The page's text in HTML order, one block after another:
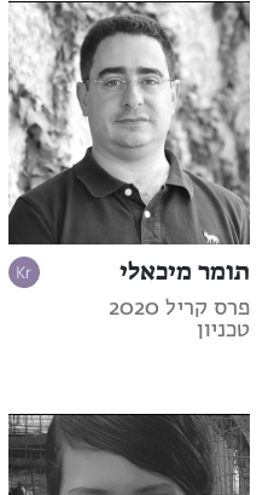
תומר מיכאלי
פרס קריל 2020
טכניון